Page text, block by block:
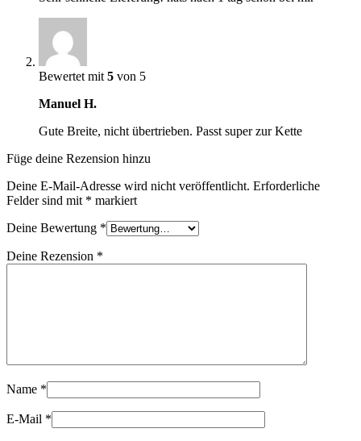
Bewertet mit 5 von 5
Manuel H.
Gute Breite, nicht übertrieben. Passt super zur Kette
Füge deine Rezension hinzu
Deine E-Mail-Adresse wird nicht veröffentlicht. Erforderliche
Felder sind mit * markiert
Deine Bewertung *
Deine Rezension *
Name *
E-Mail *